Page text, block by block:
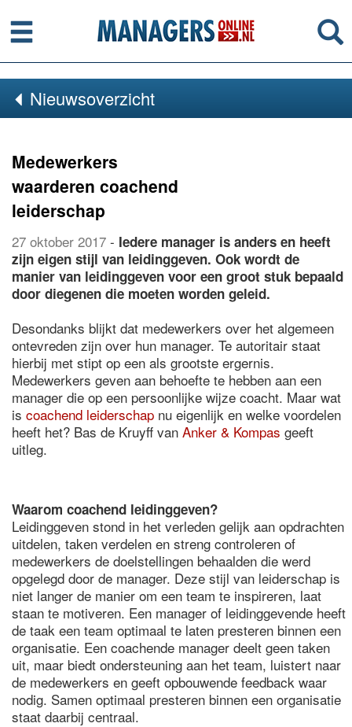
Menu
Nieuwsoverzicht
Medewerkers
waarderen coachend
leiderschap
27 oktober 2017 - Iedere manager is anders en heeft
zijn eigen stijl van leidinggeven. Ook wordt de
manier van leidinggeven voor een groot stuk bepaald
door diegenen die moeten worden geleid.
Desondanks blijkt dat medewerkers over het algemeen
ontevreden zijn over hun manager. Te autoritair staat
hierbij met stipt op een als grootste ergernis.
Medewerkers geven aan behoefte te hebben aan een
manager die op een persoonlijke wijze coacht. Maar wat
is coachend leiderschap nu eigenlijk en welke voordelen
heeft het? Bas de Kruyff van Anker & Kompas geeft
uitleg.
Waarom coachend leidinggeven?
Leidinggeven stond in het verleden gelijk aan opdrachten
uitdelen, taken verdelen en streng controleren of
medewerkers de doelstellingen behaalden die werd
opgelegd door de manager. Deze stijl van leiderschap is
niet langer de manier om een team te inspireren, laat
staan te motiveren. Een manager of leidinggevende heeft
de taak een team optimaal te laten presteren binnen een
organisatie. Een coachende manager deelt geen taken
uit, maar biedt ondersteuning aan het team, luistert naar
de medewerkers en geeft opbouwende feedback waar
nodig. Samen optimaal presteren binnen een organisatie
staat daarbij centraal.